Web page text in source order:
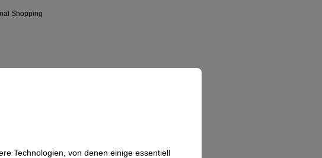
Shopping
Technologien, von denen einige essentiell